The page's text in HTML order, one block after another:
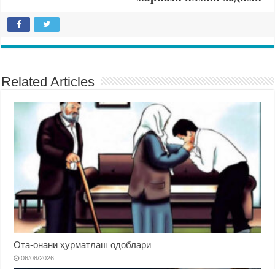
Related Articles
Ота-онани ҳурматлаш одоблари
06/08/2026